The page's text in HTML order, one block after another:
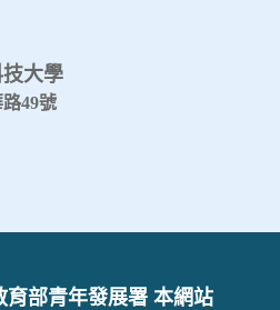
大學
49號
育部青年發展署 本網站